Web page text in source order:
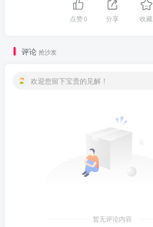
点赞0 分享 收藏
评论 抢沙发
欢迎您留下宝贵的见解！
暂无评论内容